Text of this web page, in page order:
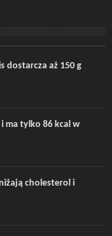
dostarcza aż 150 g
ma tylko 86 kcal w
cholesterol i